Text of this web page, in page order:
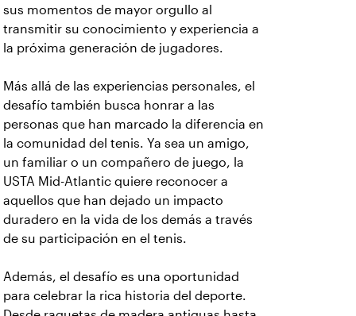
sus momentos de mayor orgullo al
transmitir su conocimiento y experiencia a
la próxima generación de jugadores.
Más allá de las experiencias personales, el
desafío también busca honrar a las
personas que han marcado la diferencia en
la comunidad del tenis. Ya sea un amigo,
un familiar o un compañero de juego, la
USTA Mid-Atlantic quiere reconocer a
aquellos que han dejado un impacto
duradero en la vida de los demás a través
de su participación en el tenis.
Además, el desafío es una oportunidad
para celebrar la rica historia del deporte.